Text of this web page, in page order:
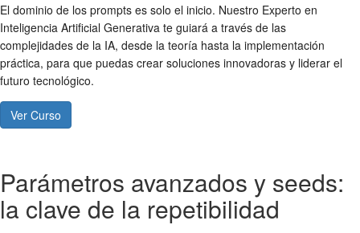
El dominio de los prompts es solo el inicio. Nuestro Experto en
Inteligencia Artificial Generativa te guiará a través de las
complejidades de la IA, desde la teoría hasta la implementación
práctica, para que puedas crear soluciones innovadoras y liderar el
futuro tecnológico.
Ver Curso
Parámetros avanzados y seeds:
la clave de la repetibilidad